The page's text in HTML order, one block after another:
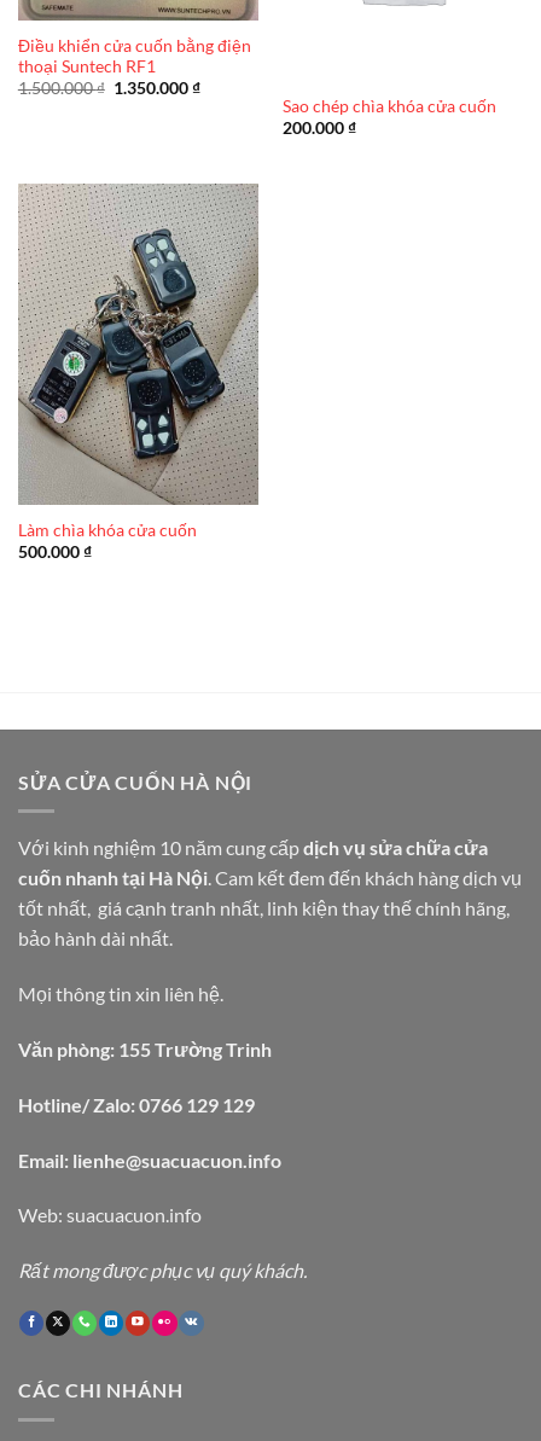
Điều khiển cửa cuốn bằng điện
thoại Suntech RF1
1.500.000₫ Giá
1.350.000₫Giá
Sao chép chìa khóa cửa cuốn
200.000₫
Làm chìa khóa cửa cuốn
500.000₫
SỬA CỬA CUỐN HÀ NỘI
Với kinh nghiệm 10 năm cung cấpdịch vụ sửa chữa cửa
cuốn nhanh tại Hà Nội. Cam kết đem đến khách hàng dịch vụ
tốt nhất, giá cạnh tranh nhất, linh kiện thay thế chính hãng,
bảo hành dài nhất.
Mọi thông tin xin liên hệ.
Văn phòng: 155 Trường Trinh
Hotline/ Zalo: 0766 129 129
Email: lienhe@suacuacuon.info
Web: suacuacuon.info
Rất mong được phục vụ quý khách.
CÁC CHI NHÁNH